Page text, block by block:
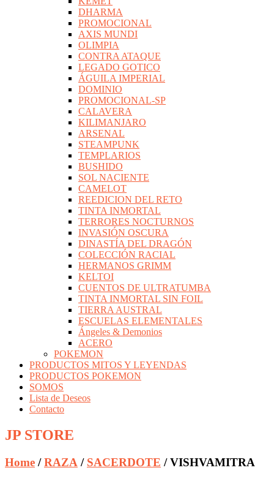
DHARMA
PROMOCIONAL
AXIS MUNDI
OLIMPIA
CONTRA ATAQUE
LEGADO GOTICO
ÁGUILA IMPERIAL
DOMINIO
PROMOCIONAL-SP
CALAVERA
KILIMANJARO
ARSENAL
STEAMPUNK
TEMPLARIOS
BUSHIDO
SOL NACIENTE
CAMELOT
REEDICION DEL RETO
TINTA INMORTAL
TERRORES NOCTURNOS
INVASIÓN OSCURA
DINASTÍA DEL DRAGÓN
COLECCIÓN RACIAL
HERMANOS GRIMM
KELTOI
CUENTOS DE ULTRATUMBA
TINTA INMORTAL SIN FOIL
TIERRA AUSTRAL
ESCUELAS ELEMENTALES
Ángeles & Demonios
ACERO
POKEMON
PRODUCTOS MITOS Y LEYENDAS
PRODUCTOS POKEMON
SOMOS
Lista de Deseos
Contacto
JP STORE
Home /RAZA / SACERDOTE / VISHVAMITRA